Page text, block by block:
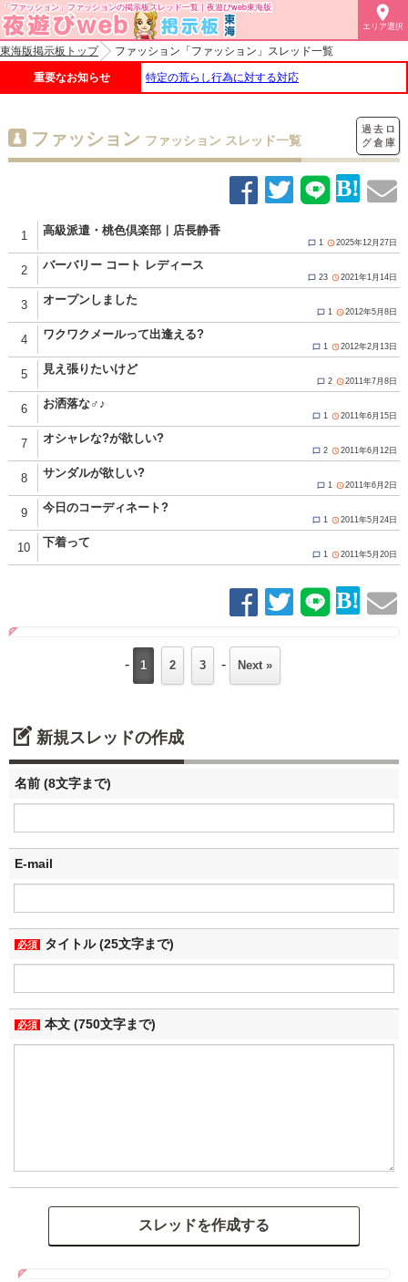
「ファッション」ファッションの掲示板スレッド一覧｜夜遊びweb東海版 
エリア選択
東海版掲示板トップ ファッション「ファッション」スレッド一覧
重要なお知らせ 特定の荒らし行為に対する対応
ファッション ファッション スレッド一覧
過去ロ
グ倉庫
1 高級派遣・桃色倶楽部｜店長静香
 1 2025年12月27日
2 バーバリー コート レディース
 23 2021年1月14日
3 オープンしました
 1 2012年5月8日
4 ワクワクメールって出逢える?
 1 2012年2月13日
5 見え張りたいけど
 2 2011年7月8日
6 お洒落な♂♪
 1 2011年6月15日
7 オシャレな?が欲しい?
 2 2011年6月12日
8 サンダルが欲しい?
 1 2011年6月2日
9 今日のコーディネート?
 1 2011年5月24日
10 下着って
 1 2011年5月20日
- 1 2 3 - Next »
新規スレッドの作成
名前 (8文字まで)
E-mail
必須 タイトル (25文字まで)
必須 本文 (750文字まで)